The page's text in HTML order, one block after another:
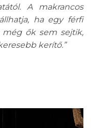
A makrancos
ha egy férfi
ők sem sejtik,
kerítő.”